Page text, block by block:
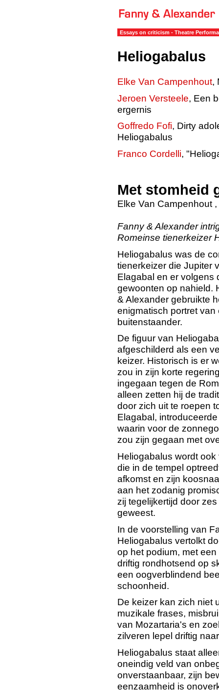
Essays on criticism - Theatre
Heliogabalus
Elke Van Campenhout,
Jeroen Versteele, Een
ergernis
Goffredo Fofi, Dirty
Heliogabalus
Franco Cordelli,
Met stomheid
Elke Van Campenhout ,
Fanny & Alexander
Romeinse tienerkeizer
Heliogabalus was de
tienerkeizer die Jupiter
Elagabal en er volgens
gewoonten op nahield.
& Alexander gebruikte
enigmatisch portret
buitenstaander.
De figuur van
afgeschilderd als een
keizer. Historisch is er
zou in zijn korte
ingegaan tegen de
alleen zetten hij de
door zich uit te roepen
Elagabal,
waarin voor de
zou zijn gegaan met
Heliogabalus wordt
die in de tempel
afkomst en zijn
aan het zodanig
zij tegelijkertijd door
geweest.
In de voorstelling van
Heliogabalus vertolkt
op het podium, met
driftig rondhotsend op
een oogverblindend
schoonheid.
De keizer kan zich niet
muzikale frases,
van Mozartaria's en
zilveren lepel driftig
Heliogabalus staat
oneindig veld van
onverstaanbaar, zijn
eenzaamheid is